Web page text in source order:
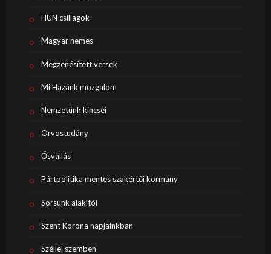
HUN csillagok
Magyar nemes
Megzenésített versek
Mi Hazánk mozgalom
Nemzetünk kincsei
Orvostudány
Ősvallás
Pártpolitika mentes szakértői kormány
Sorsunk alakítói
Szent Korona napjainkban
Széllel szemben